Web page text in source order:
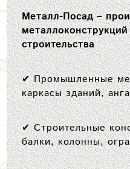
Металл-Посад –
строительства
✔Промышленные
каркасы зданий,
✔Строительные
балки, колонны,